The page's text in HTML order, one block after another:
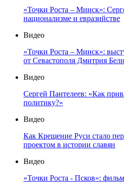
«Точки Роста – Минск»:
национализме и евразийстве
Видео
«Точки Роста – Минск»:
от Севастополя Дмитрия
Видео
Сергей Пантелеев: «Как
политику?»
Видео
Как Крещение Руси стало
проектом в истории славян
Видео
«Точки Роста - Псков»: